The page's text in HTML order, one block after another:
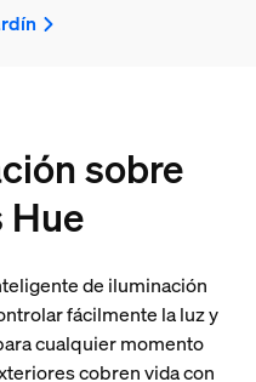
sobre
Hue
de iluminación
fácilmente la luz y
cualquier momento
cobren vida con